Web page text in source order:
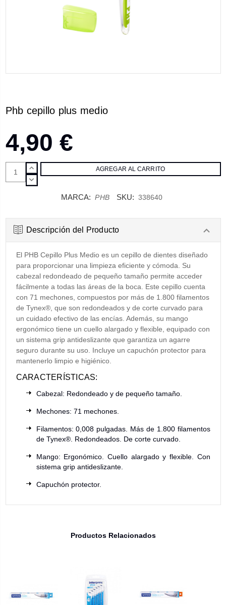
Phb cepillo plus medio
4,90 €
AUMENTAR
CANTIDAD:
DISMINUIR
MARCA: PHB SKU: 338640
Descripción del Producto
El PHB Cepillo Plus Medio es un cepillo de dientes diseñado
para proporcionar una limpieza eficiente y cómoda. Su
cabezal redondeado de pequeño tamaño permite acceder
fácilmente a todas las áreas de la boca. Este cepillo cuenta
con 71 mechones, compuestos por más de 1.800 filamentos
de Tynex®, que son redondeados y de corte curvado para
un cuidado efectivo de las encías. Además, su mango
ergonómico tiene un cuello alargado y flexible, equipado con
un sistema grip antideslizante que garantiza un agarre
seguro durante su uso. Incluye un capuchón protector para
mantenerlo limpio e higiénico.
CARACTERÍSTICAS:
Cabezal: Redondeado y de pequeño tamaño.
Mechones: 71 mechones.
Filamentos: 0,008 pulgadas. Más de 1.800 filamentos
de Tynex®. Redondeados. De corte curvado.
Mango: Ergonómico. Cuello alargado y flexible. Con
sistema grip antideslizante.
Capuchón protector.
Productos Relacionados